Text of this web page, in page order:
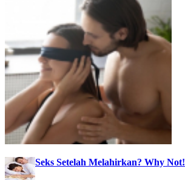
Seks Setelah Melahirkan? Why Not!